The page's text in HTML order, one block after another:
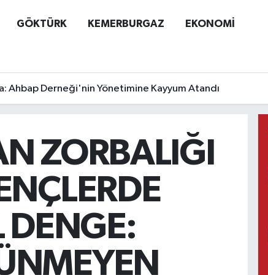
GÖKTÜRK KEMERBURGAZ EKONOMİ
Ahbap Derneği'nin Yönetimine Kayyum Atandı
ZORBALIĞI
DENGE: